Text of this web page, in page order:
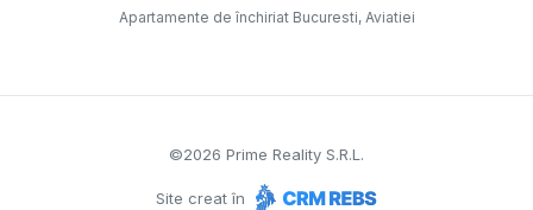
Apartamente de închiriat Bucuresti, Aviatiei
©2026 Prime Reality S.R.L.
Site creat în